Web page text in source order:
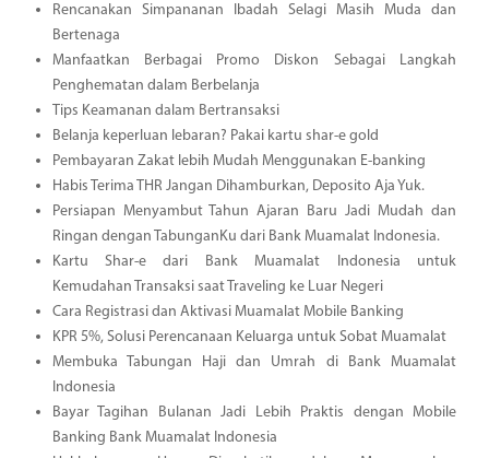
Rencanakan Simpananan Ibadah Selagi Masih Muda dan
Bertenaga
Manfaatkan Berbagai Promo Diskon Sebagai Langkah
Penghematan dalam Berbelanja
Tips Keamanan dalam Bertransaksi
Belanja keperluan lebaran? Pakai kartu shar-e gold
Pembayaran Zakat lebih Mudah Menggunakan E-banking
Habis Terima THR Jangan Dihamburkan, Deposito Aja Yuk.
Persiapan Menyambut Tahun Ajaran Baru Jadi Mudah dan
Ringan dengan TabunganKu dari Bank Muamalat Indonesia.
Kartu Shar-e dari Bank Muamalat Indonesia untuk
Kemudahan Transaksi saat Traveling ke Luar Negeri
Cara Registrasi dan Aktivasi Muamalat Mobile Banking
KPR 5%, Solusi Perencanaan Keluarga untuk Sobat Muamalat
Membuka Tabungan Haji dan Umrah di Bank Muamalat
Indonesia
Bayar Tagihan Bulanan Jadi Lebih Praktis dengan Mobile
Banking Bank Muamalat Indonesia